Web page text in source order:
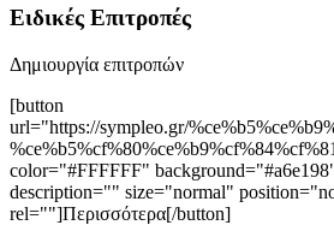
Ειδικές Επιτροπές
Δημιουργία επιτροπών
[button
url="https://sympleo.gr/
color="#FFFFFF"
description="" size="normal"
rel=""]Περισσότερα[/button]